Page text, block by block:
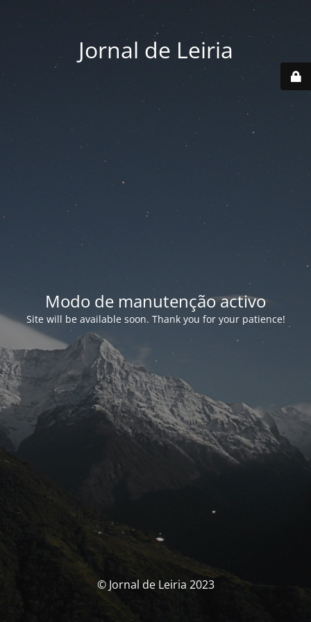
Jornal de Leiria
Modo de manutenção activo
Site will be available soon. Thank you for your patience!
© Jornal de Leiria 2023